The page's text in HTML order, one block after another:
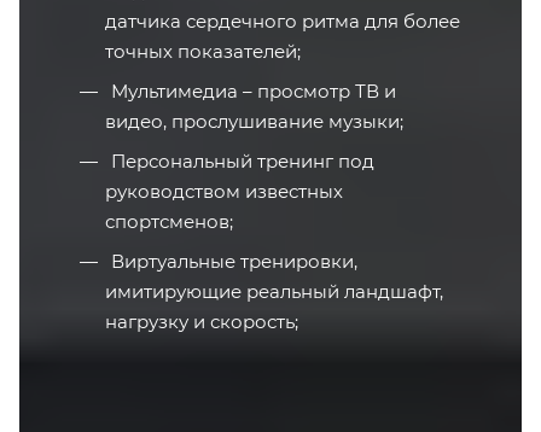
датчика сердечного ритма для более
точных показателей;
Мультимедиа – просмотр ТВ и
видео, прослушивание музыки;
Персональный тренинг под
руководством известных
спортсменов;
Виртуальные тренировки,
имитирующие реальный ландшафт,
нагрузку и скорость;